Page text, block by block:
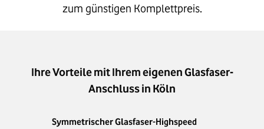
zum günstigen Komplettpreis.
Ihre Vorteile mit Ihrem eigenen Glasfaser-
Anschluss in Köln
Symmetrischer Glasfaser-Highspeed